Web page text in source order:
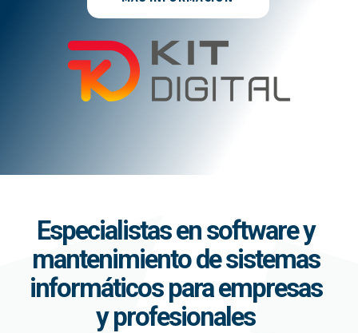
Especialistas en software y
mantenimiento de sistemas
informáticos para empresas
y profesionales